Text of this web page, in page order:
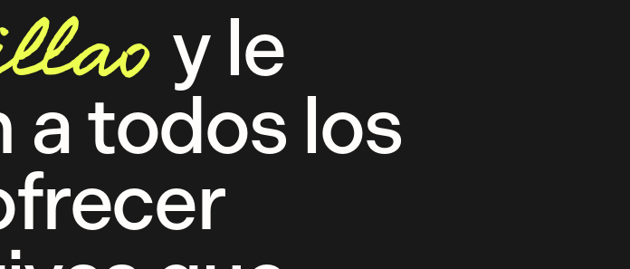
y le
a todos los